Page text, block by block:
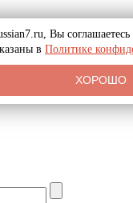
Вы
в Политике
ХОРОШО